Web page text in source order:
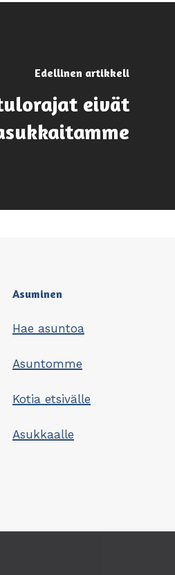
Edellinen artikkeli
eivät
Asuminen
Hae asuntoa
Asuntomme
Kotia etsivälle
Asukkaalle